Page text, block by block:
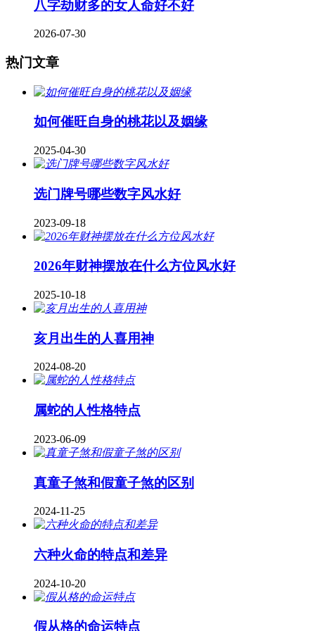
八字劫财多的女人命好不好
2026-07-30
热门文章
如何催旺自身的桃花以及姻缘
2025-04-30
​选门牌号哪些数字风水好
2023-09-18
2026年财神摆放在什么方位风水好
2025-10-18
亥月出生的人喜用神
2024-08-20
属蛇的人性格特点
2023-06-09
真童子煞和假童子煞的区别
2024-11-25
六种火命的特点和差异
2024-10-20
假从格的命运特点